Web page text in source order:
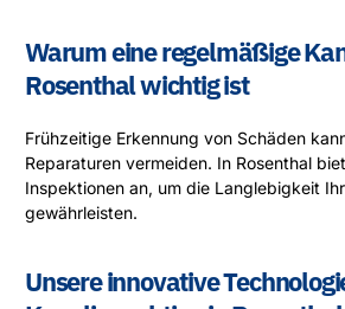
Warum eine regelmäßige
Rosenthal wichtig ist
Frühzeitige Erkennung von Schäden
Reparaturen vermeiden. In Rosenthal
Inspektionen an, um die Langlebigkeit
gewährleisten.
Unsere innovative